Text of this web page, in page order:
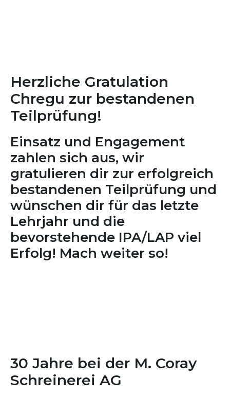
Herzliche Gratulation
Chregu zur bestandenen
Teilprüfung!
Einsatz und Engagement
zahlen sich aus, wir
gratulieren dir zur erfolgreich
bestandenen Teilprüfung und
wünschen dir für das letzte
Lehrjahr und die
bevorstehende IPA/LAP viel
Erfolg! Mach weiter so!
30 Jahre bei der M. Coray
Schreinerei AG